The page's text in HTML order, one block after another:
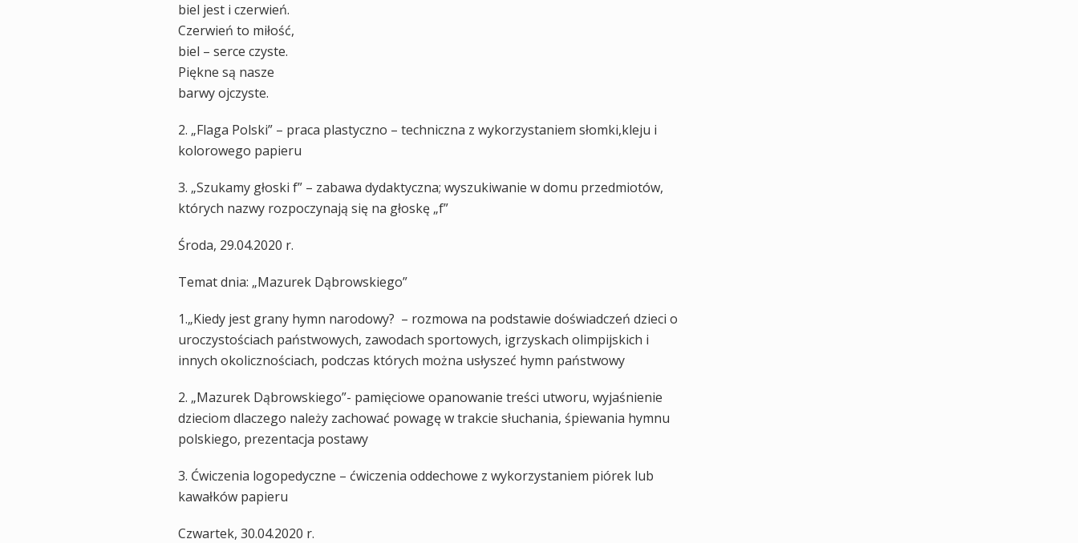
biel jest i czerwień.
Czerwień to miłość,
biel – serce czyste.
Piękne są nasze
barwy ojczyste.
2. „Flaga Polski” – praca plastyczno – techniczna z wykorzystaniem słomki,kleju i
kolorowego papieru
3. „Szukamy głoski f” – zabawa dydaktyczna; wyszukiwanie w domu przedmiotów,
których nazwy rozpoczynają się na głoskę „f”
Środa, 29.04.2020 r.
Temat dnia: „Mazurek Dąbrowskiego”
1.„Kiedy jest grany hymn narodowy? – rozmowa na podstawie doświadczeń dzieci o
uroczystościach państwowych, zawodach sportowych, igrzyskach olimpijskich i
innych okolicznościach, podczas których można usłyszeć hymn państwowy
2. „Mazurek Dąbrowskiego”- pamięciowe opanowanie treści utworu, wyjaśnienie
dzieciom dlaczego należy zachować powagę w trakcie słuchania, śpiewania hymnu
polskiego, prezentacja postawy
3. Ćwiczenia logopedyczne – ćwiczenia oddechowe z wykorzystaniem piórek lub
kawałków papieru
Czwartek, 30.04.2020 r.